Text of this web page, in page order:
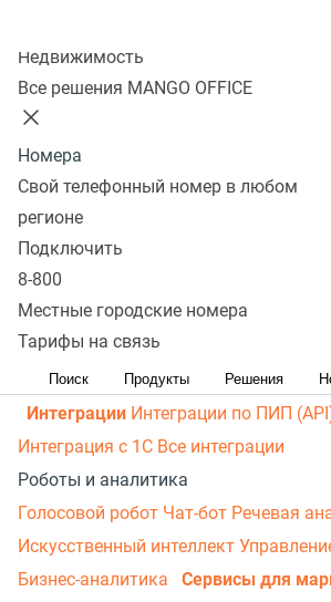
Недвижимость
Все решения MANGO OFFICE
Номера
Свой телефонный номер в любом
регионе
Подключить
8-800
Местные городские номера
Тарифы на связь
Поиск Продукты Решения
Интеграция с ОПДкРК
АвтосекретарьОбратный звонок с
возможности ВАТС
Контакт-центр
Омниканальный контакт-центр
Омниканальные коммуникации
персоналом
отчетов
ресурсамиБаза знанийУправление
(API) для УВК (CRM)
эффективности работы
Все
Интеграции Интеграции по ПИП
Интеграция с 1С Все интеграции
Роботы и аналитика
Голосовой робот Чат-бот Речевая
Искусственный интеллект
Бизнес-аналитика
Сервисы для